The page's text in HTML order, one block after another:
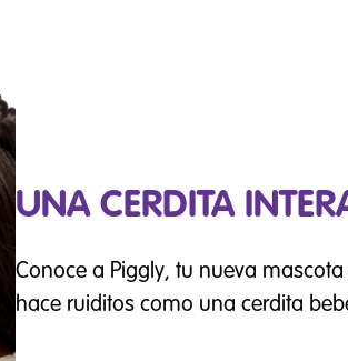
UNA CERDITA
Conoce a Piggly, tu nueva
hace ruiditos como una cerdita